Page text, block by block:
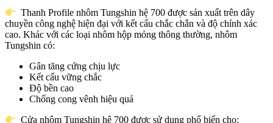
Thanh Profile nhôm Tungshin hệ 700 được sản xuất trên dây
chuyền công nghệ hiện đại với kết cấu chắc chắn và độ chính xác
cao. Khác với các loại nhôm hộp mỏng thông thường, nhôm
Tungshin có:
Gân tăng cứng chịu lực
Kết cấu vững chắc
Độ bền cao
Chống cong vênh hiệu quả
Cửa nhôm Tungshin hệ 700 được sử dụng phổ biến cho: